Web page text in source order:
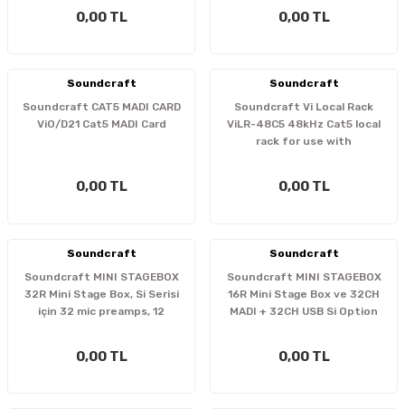
0,00 TL 0,00 TL
Soundcraft
Soundcraft CAT5 MADI CARD
ViO/D21 Cat5 MADI Card
0,00 TL
Soundcraft
Soundcraft Vi Local Rack
ViLR-48C5 48kHz Cat5 local
rack for use with
0,00 TL
Soundcraft
Soundcraft MINI STAGEBOX
32R Mini Stage Box, Si Serisi
için 32 mic preamps, 12
0,00 TL
Soundcraft
Soundcraft MINI STAGEBOX
16R Mini Stage Box ve 32CH
MADI + 32CH USB Si Option
0,00 TL